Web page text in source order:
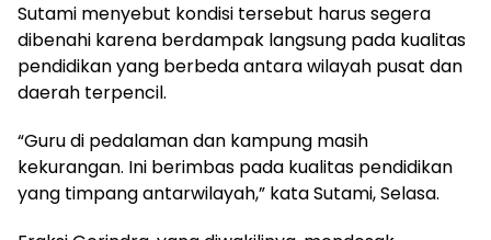
Sutami menyebut kondisi tersebut harus segera
dibenahi karena berdampak langsung pada kualitas
pendidikan yang berbeda antara wilayah pusat dan
daerah terpencil.
“Guru di pedalaman dan kampung masih
kekurangan. Ini berimbas pada kualitas pendidikan
yang timpang antarwilayah,” kata Sutami, Selasa.